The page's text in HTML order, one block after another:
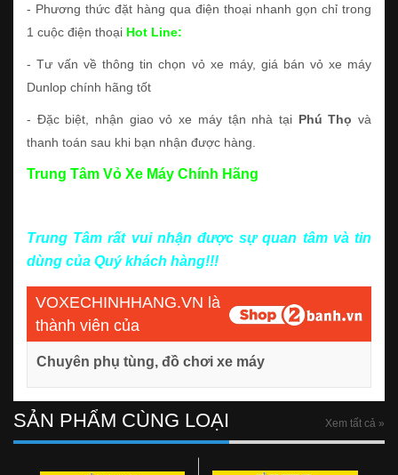
- Phương thức đặt hàng qua điện thoại nhanh gọn chỉ trong
1 cuộc điện thoại Hot Line:
- Tư vấn về thông tin chọn vỏ xe máy, giá bán vỏ xe máy
Dunlop chính hãng tốt
- Đặc biệt, nhận giao vỏ xe máy tận nhà tại Phú Thọ và
thanh toán sau khi bạn nhận được hàng.
Trung Tâm Vỏ Xe Máy Chính Hãng
Trung Tâm rất vui nhận được sự quan tâm và tin
dùng của Quý khách hàng!!!
VOXECHINHHANG.VN là
thành viên của
Chuyên phụ tùng, đồ chơi xe máy
SẢN PHẨM CÙNG LOẠI Xem tất cả »